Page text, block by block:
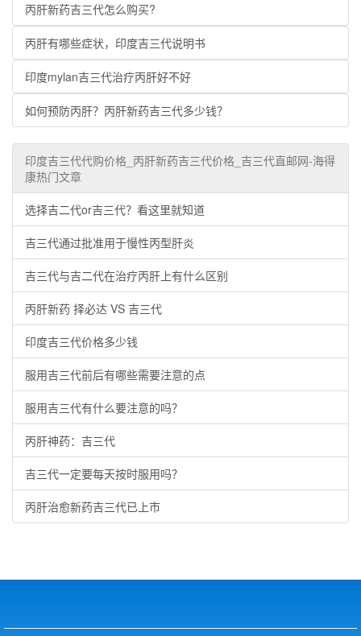
丙肝新药吉三代怎么购买?
丙肝有哪些症状，印度吉三代说明书
印度mylan吉三代治疗丙肝好不好
如何预防丙肝？丙肝新药吉三代多少钱？
印度吉三代代购价格_丙肝新药吉三代价格_吉三代直邮网-海得
康热门文章
选择吉二代or吉三代？看这里就知道
吉三代通过批准用于慢性丙型肝炎
吉三代与吉二代在治疗丙肝上有什么区别
丙肝新药 择必达 VS 吉三代
印度吉三代价格多少钱
服用吉三代前后有哪些需要注意的点
服用吉三代有什么要注意的吗？
丙肝神药：吉三代
吉三代一定要每天按时服用吗？
丙肝治愈新药吉三代已上市